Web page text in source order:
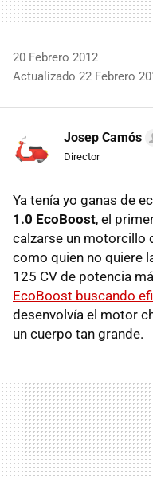
20 Febrero 2012
Actualizado 22 Febrero
Josep Camós
Director
Ya tenía yo ganas de
1.0 EcoBoost, el
calzarse un motorcillo
como quien no quiere
125 CV de potencia
EcoBoost buscando
desenvolvía el motor
un cuerpo tan grande.